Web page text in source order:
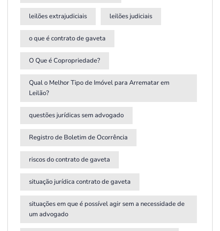
leilões extrajudiciais leilões judiciais
o que é contrato de gaveta
O Que é Copropriedade?
Qual o Melhor Tipo de Imóvel para Arrematar em
Leilão?
questões jurídicas sem advogado
Registro de Boletim de Ocorrência
riscos do contrato de gaveta
situação jurídica contrato de gaveta
situações em que é possível agir sem a necessidade de
um advogado